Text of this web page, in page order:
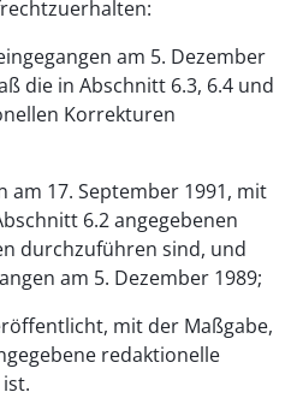
am 5. Dezember
die in Abschnitt 6.3, 6.4 und
Korrekturen
am 17. September 1991, mit
6.2 angegebenen
durchzuführen sind, und
am 5. Dezember 1989;
mit der Maßgabe,
redaktionelle